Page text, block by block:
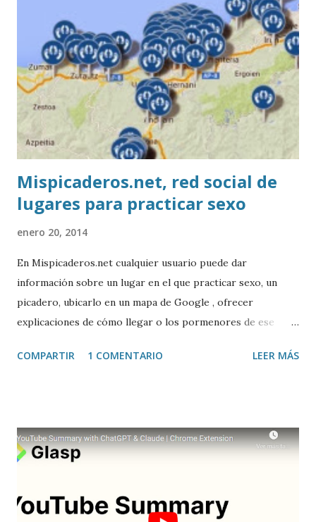
Mispicaderos.net, red social de
lugares para practicar sexo
enero 20, 2014
En Mispicaderos.net cualquier usuario puede dar
información sobre un lugar en el que practicar sexo, un
picadero, ubicarlo en un mapa de Google , ofrecer
explicaciones de cómo llegar o los pormenores de ese
el creador de este portal. Descargar mp3
COMPARTIR 1 COMENTARIO LEER MÁS